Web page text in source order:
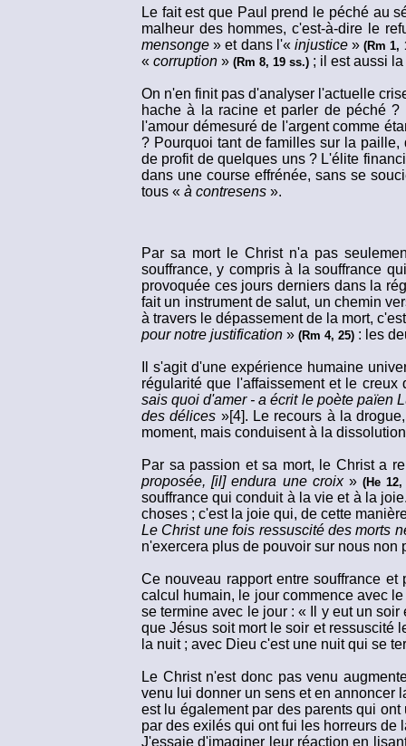
Le fait est que Paul prend le péché au
malheur des hommes, c'est-à-dire le
mensonge» et dans l'«injustice» (Rm 1,
« corruption » (Rm 8, 19 ss.) ; il est aussi
On n'en finit pas d'analyser l'actuelle
hache à la racine et parler de péché
l'amour démesuré de l'argent comme
? Pourquoi tant de familles sur la
de profit de quelques uns ? L'élite
dans une course effrénée, sans se
tous « à contresens ».
Par sa mort le Christ n'a pas
souffrance, y compris à la souffrance
provoquée ces jours derniers dans la
fait un instrument de salut, un chemin
à travers le dépassement de la mort,
pour notre justification » (Rm 4, 25) : les
Il s'agit d'une expérience humaine
régularité que l'affaissement et le
sais quoi d'amer - a écrit le poète païen
des délices »[4]. Le recours à la
moment, mais conduisent à la
Par sa passion et sa mort, le Christ a
proposée, [il] endura une croix »(He 12,
souffrance qui conduit à la vie et à la
choses ; c'est la joie qui, de cette
Le Christ une fois ressuscité des morts
n'exercera plus de pouvoir sur nous non
Ce nouveau rapport entre souffrance
calcul humain, le jour commence avec
se termine avec le jour : « Il y eut un
que Jésus soit mort le soir et ressuscité
la nuit ; avec Dieu c'est une nuit qui se
Le Christ n'est donc pas venu
venu lui donner un sens et en annoncer
est lu également par des parents qui
par des exilés qui ont fui les horreurs
J'essaie d'imaginer leur réaction en